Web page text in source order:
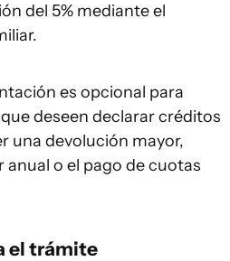
del 5% mediante el
es opcional para
deseen declarar créditos
una devolución mayor,
anual o el pago de cuotas
el trámite